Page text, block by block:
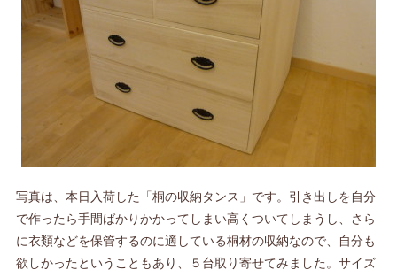
写真は、本日入荷した「桐の収納タンス」です。引き出しを自分
で作ったら手間ばかりかかってしまい高くついてしまうし、さら
に衣類などを保管するのに適している桐材の収納なので、自分も
欲しかったということもあり、５台取り寄せてみました。サイズ